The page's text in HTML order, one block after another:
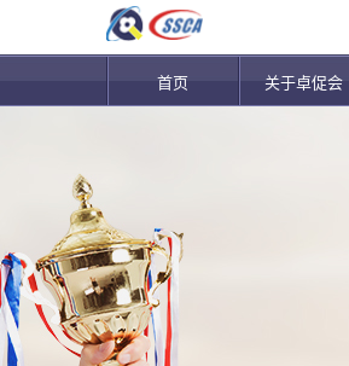
首页 关于卓促会